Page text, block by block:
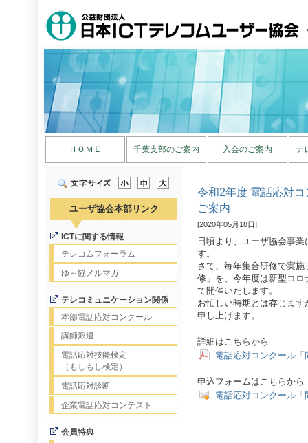
ＨＯＭＥ 千葉支部のご案内 入会のご案内 テ
ユーザ協会本部リンク
ICTに関する情報
テレコムフォーラム
ゆ～協メルマガ
テレコミュニケーション関係
本部電話応対コンクール
講師派遣
電話応対技能検定
（もしもし検定）
電話応対診断
企業電話応対コンテスト
会員特典
令和2年度 電話応対
ご案内
[2020年05月18日]
日頃より、ユーザ協会事
す。
さて、毎年集合研修で実
修」を、今年度は新型コ
て開催いたします。
お忙しい時期とは存じま
申し上げます。
詳細はこちらから
電話応対コンクール
申込フォームはこちらから
電話応対コンクール